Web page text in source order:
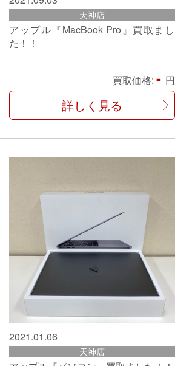
天神店
アップル『MacBook Pro』買取まし
た！！
買取価格: - 円
詳しく見る
2021.01.06
天神店